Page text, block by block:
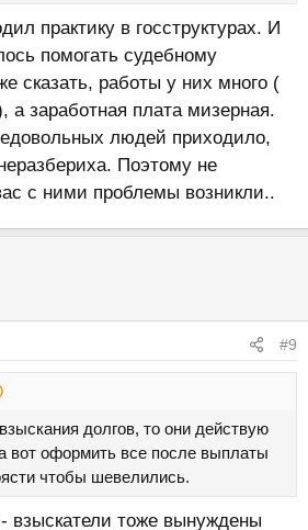
практику в госструктурах. И
помогать судебному
сказать, работы у них много (
а заработная плата мизерная.
людей приходило,
Поэтому не
с ними проблемы возникли..
#9
долгов, то они действую
вот оформить все после выплаты
чтобы шевелились.
взыскатели тоже вынуждены